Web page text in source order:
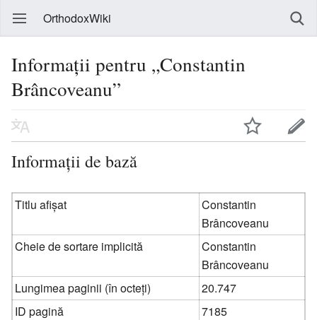
OrthodoxWiki
Informații pentru „Constantin
Brâncoveanu”
Informații de bază
Titlu afișat
Constantin
Brâncoveanu
Cheie de sortare implicită
Constantin
Brâncoveanu
Lungimea paginii (în octeți)
20.747
ID pagină
7185